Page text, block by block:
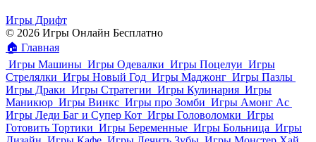
Игры Дрифт
© 2026 Игры Онлайн Бесплатно
🏠 Главная
Игры Машины Игры Одевалки Игры Поцелуи Игры
Стрелялки Игры Новый Год Игры Маджонг Игры Пазлы
Игры Драки Игры Стратегии Игры Кулинария Игры
Маникюр Игры Винкс Игры про Зомби Игры Амонг Ас
Игры Леди Баг и Супер Кот Игры Головоломки Игры
Готовить Тортики Игры Беременные Игры Больница Игры